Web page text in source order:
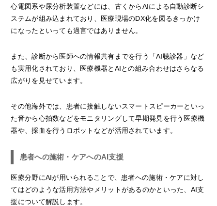
心電図系や尿分析装置などには、古くからAIによる自動診断シ
ステムが組み込まれており、医療現場のDX化を図るきっかけ
になったといっても過言ではありません。
また、診断から医師への情報共有までを行う「AI聴診器」など
も実用化されており、医療機器とAIとの組み合わせはさらなる
広がりを見せています。
その他海外では、患者に接触しないスマートスピーカーといっ
た音から心拍数などをモニタリングして早期発見を行う医療機
器や、採血を行うロボットなどが活用されています。
患者への施術・ケアへのAI支援
医療分野にAIが用いられることで、患者への施術・ケアに対し
てはどのような活用方法やメリットがあるのかといった、AI支
援について解説します。